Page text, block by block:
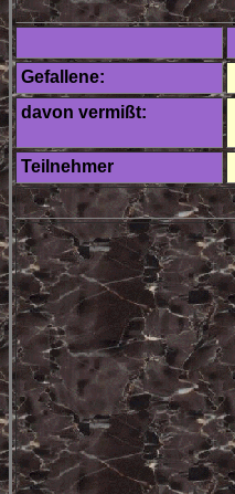
Gefallene:
davon vermißt:
Teilnehmer